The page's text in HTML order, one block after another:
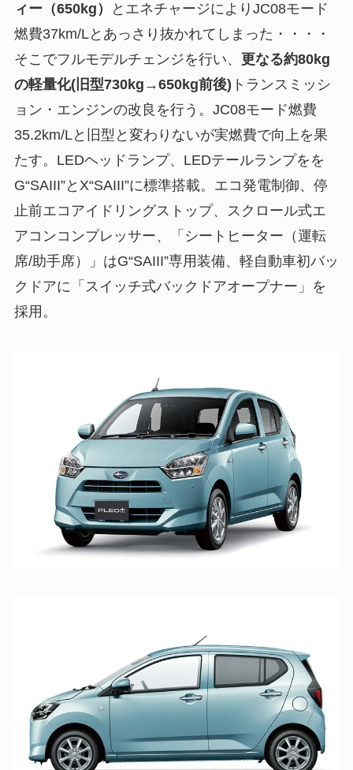
ィー（650kg）
とエネチャージによりJC08モード
燃費37km/Lとあっさり抜かれてしまった・・・・
そこでフルモデルチェンジを行い、 更なる約80kg
の軽量化(旧型730kg→650kg前後) トランスミッシ
ョン・エンジンの改良を行う。JC08モード燃費
35.2km/Lと旧型と変わりないが実燃費で向上を果
たす。LEDヘッドランプ、LEDテールランプをを
G“SAIII”とX“SAIII”に標準搭載。エコ発電制御、停
止前エコアイドリングストップ、スクロール式エ
アコンコンプレッサー、「シートヒーター（運転
席/助手席）」はG“SAIII”専用装備、軽自動車初バッ
クドアに「スイッチ式バックドアオープナー」を
採用。